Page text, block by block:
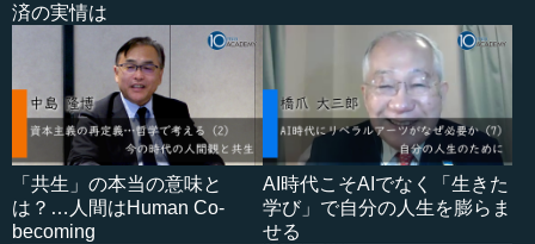
済の実情は
「共生」の本当の意味と
は？…人間はHuman Co-
becoming
AI時代こそAIでなく「生きた
学び」で自分の人生を膨らま
せる